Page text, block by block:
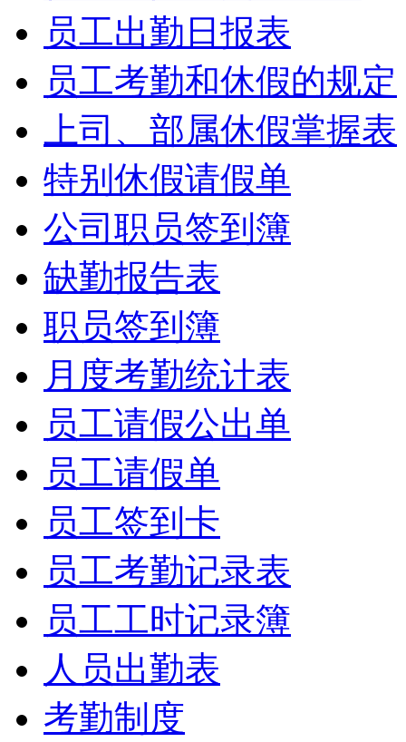
员工出勤日报表
员工考勤和休假的规定
上司、部属休假掌握表
特别休假请假单
公司职员签到簿
缺勤报告表
职员签到簿
月度考勤统计表
员工请假公出单
员工请假单
员工签到卡
员工考勤记录表
员工工时记录簿
人员出勤表
考勤制度